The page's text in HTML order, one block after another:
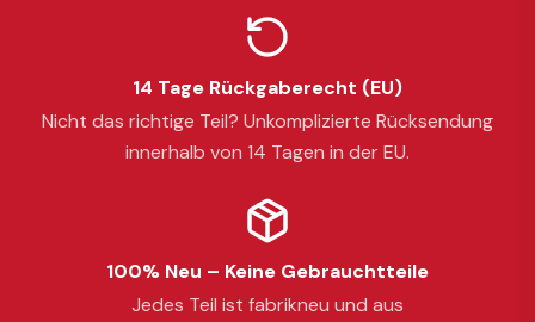
14 Tage Rückgaberecht (EU)
Nicht das richtige Teil? Unkomplizierte Rücksendung
innerhalb von 14 Tagen in der EU.
100% Neu – Keine Gebrauchtteile
Jedes Teil ist fabrikneu und aus